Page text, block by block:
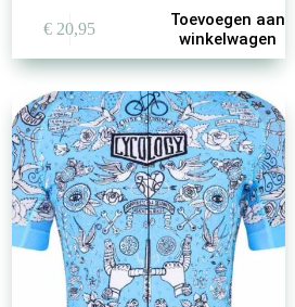
€ 20,95
Toevoegen aan
winkelwagen